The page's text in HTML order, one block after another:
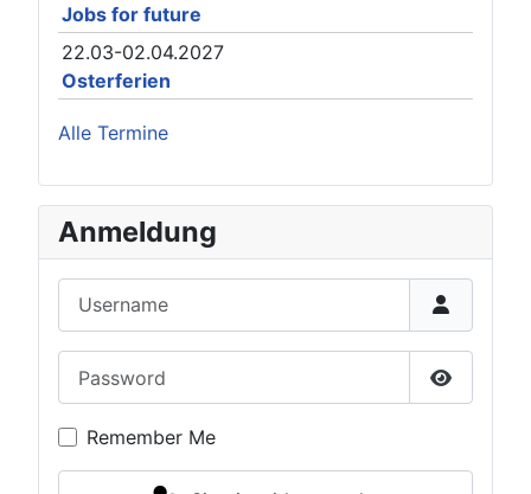
Jobs for future
22.03-02.04.2027
Osterferien
Alle Termine
Anmeldung
Show
Remember Me